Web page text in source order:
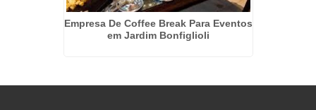
Empresa De Coffee Break Para Eventos
em Jardim Bonfiglioli